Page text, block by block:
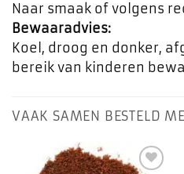
Naar smaak of volgens
Bewaaradvies:
Koel, droog en donker,
bereik van kinderen
VAAK SAMEN BESTELD